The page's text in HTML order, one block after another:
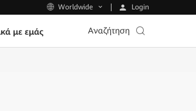
Worldwide Login
με εμάς Αναζήτηση